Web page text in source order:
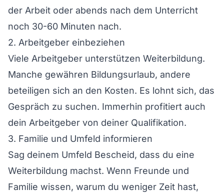
der Arbeit oder abends nach dem Unterricht
noch 30-60 Minuten nach.
2. Arbeitgeber einbeziehen
Viele Arbeitgeber unterstützen Weiterbildung.
Manche gewähren Bildungsurlaub, andere
beteiligen sich an den Kosten. Es lohnt sich, das
Gespräch zu suchen. Immerhin profitiert auch
dein Arbeitgeber von deiner Qualifikation.
3. Familie und Umfeld informieren
Sag deinem Umfeld Bescheid, dass du eine
Weiterbildung machst. Wenn Freunde und
Familie wissen, warum du weniger Zeit hast,